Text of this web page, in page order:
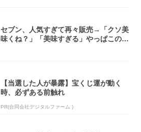
セブン、人気すぎて再々販売→「クソ美
味くね？」「美味すぎる」やっぱこのク
【当選した人が暴露】宝くじ運が動く
時、必ずある前触れ
PR(合同会社デジタルファーム )